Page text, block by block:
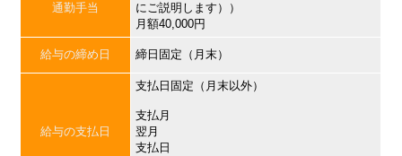
通勤手当
にご説明します））
月額40,000円
給与の締め日 締日固定（月末）
給与の支払日
支払日固定（月末以外）
支払月
翌月
支払日